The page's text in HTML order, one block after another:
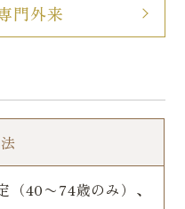
門外来
40〜74歳のみ）、